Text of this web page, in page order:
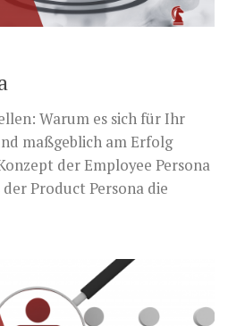
Warum es sich für Ihr
maßgeblich am Erfolg
der Employee Persona
Product Persona die